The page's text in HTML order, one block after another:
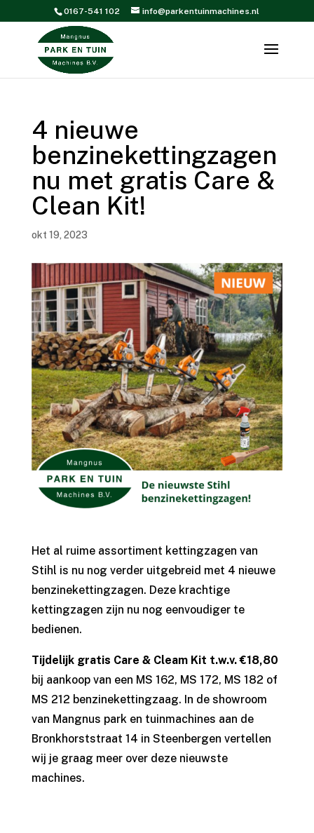
0167-541 102 info@parkentuinmachines.nl
4 nieuwe
benzinekettingzagen
nu met gratis Care &
Clean Kit!
okt 19, 2023
Het al ruime assortiment kettingzagen van
Stihl is nu nog verder uitgebreid met 4 nieuwe
benzinekettingzagen. Deze krachtige
kettingzagen zijn nu nog eenvoudiger te
bedienen.
Tijdelijk gratis Care & Cleam Kit t.w.v. €18,80
bij aankoop van een MS 162, MS 172, MS 182 of
MS 212 benzinekettingzaag. In de showroom
van Mangnus park en tuinmachines aan de
Bronkhorststraat 14 in Steenbergen vertellen
wij je graag meer over deze nieuwste
machines.